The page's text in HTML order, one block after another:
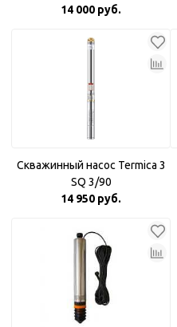
14 000 руб.
Скважинный насос Termica 3
SQ 3/90
14 950 руб.